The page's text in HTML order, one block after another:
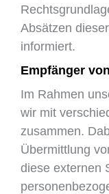
Absätzen
informiert.
Empfänger
Im Rahmen
wir mit
zusammen.
Übermittlung
diese externen